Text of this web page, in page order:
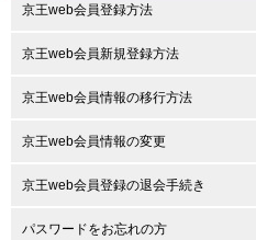
京王web会員登録方法
京王web会員新規登録方法
京王web会員情報の移行方法
京王web会員情報の変更
京王web会員登録の退会手続き
パスワードをお忘れの方